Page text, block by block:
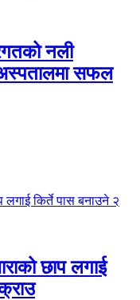
नली
अस्पतालमा सफल
छाप लगाई